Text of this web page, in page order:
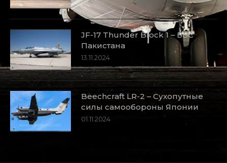
JF-17 Thunder Block 1 – ВВС
Пакистана
13.11.2024
Beechcraft LR-2 – Сухопутные
силы самообороны Японии
01.11.2024